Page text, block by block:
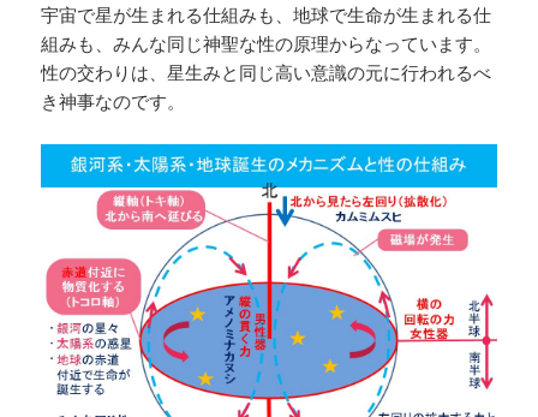
宇宙で星が生まれる仕組みも、地球で生命が生まれる仕
組みも、みんな同じ神聖な性の原理からなっています。
性の交わりは、星生みと同じ高い意識の元に行われるべ
き神事なのです。